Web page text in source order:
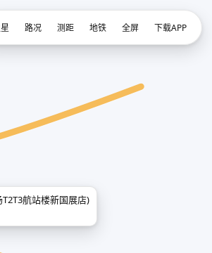
航站楼新国展店)
路况 测距 地铁 全屏 下载APP